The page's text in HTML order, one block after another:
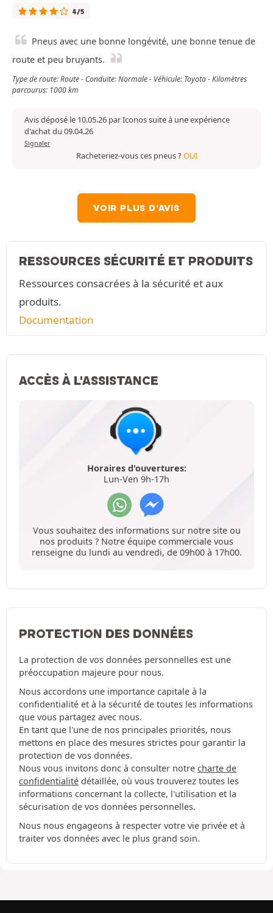
4/5
Pneus avec une bonne longévité, une bonne tenue de
route et peu bruyants.
Type de route: Route - Conduite: Normale - Véhicule: Toyota - Kilomètres
parcourus: 1000 km
Avis déposé le 10.05.26 par Iconos suite à une expérience
d'achat du 09.04.26
Signaler
Racheteriez-vous ces pneus ?OUI
VOIR PLUS D'AVIS
RESSOURCES SÉCURITÉ ET PRODUITS
Ressources consacrées à la sécurité et aux
produits.
Documentation
ACCÈS À L'ASSISTANCE
Horaires d'ouvertures:
Lun-Ven 9h-17h
Vous souhaitez des informations sur notre site ou
nos produits ? Notre équipe commerciale vous
renseigne du lundi au vendredi, de 09h00 à 17h00.
PROTECTION DES DONNÉES
La protection de vos données personnelles est une
préoccupation majeure pour nous.
Nous accordons une importance capitale à la
confidentialité et à la sécurité de toutes les informations
que vous partagez avec nous.
En tant que l'une de nos principales priorités, nous
mettons en place des mesures strictes pour garantir la
protection de vos données.
Nous vous invitons donc à consulter notre charte de
confidentialité détaillée, où vous trouverez toutes les
informations concernant la collecte, l'utilisation et la
sécurisation de vos données personnelles.
Nous nous engageons à respecter votre vie privée et à
traiter vos données avec le plus grand soin.